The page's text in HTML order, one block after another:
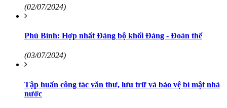
(02/07/2024)
Phú Bình: Hợp nhất Đảng bộ khối Đảng - Đoàn thể
(03/07/2024)
Tập huấn công tác văn thư, lưu trữ và bảo vệ bí mật nhà
nước